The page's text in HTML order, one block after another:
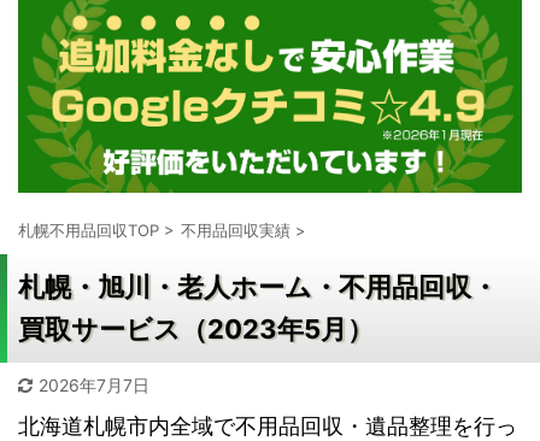
札幌不用品回収TOP > 不用品回収実績 >
札幌・旭川・老人ホーム・不用品回収・
買取サービス（2023年5月）
2026年7月7日
北海道札幌市内全域で不用品回収・遺品整理を行っ